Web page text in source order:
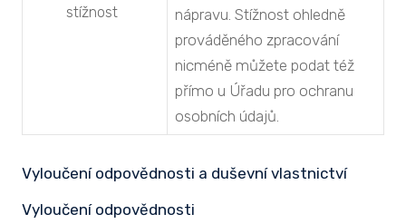
stížnost
nápravu. Stížnost ohledně
prováděného zpracování
nicméně můžete podat též
přímo u Úřadu pro ochranu
osobních údajů.
Vyloučení odpovědnosti a duševní vlastnictví
Vyloučení odpovědnosti